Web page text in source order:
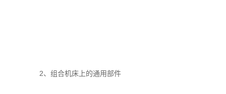
2、组合机床上的通用部件